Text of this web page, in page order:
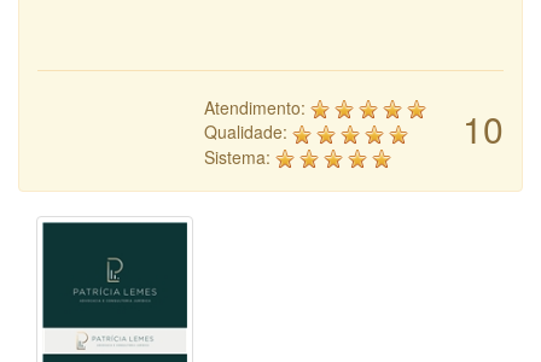
10
Atendimento:
Qualidade:
Sistema: